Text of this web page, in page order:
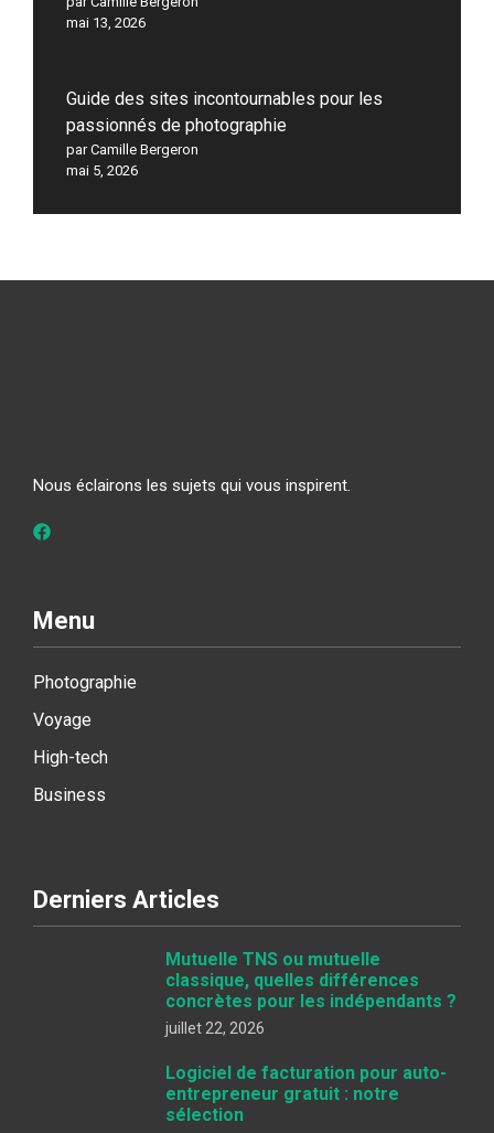
mai 13, 2026
Guide des sites incontournables pour les
passionnés de photographie
par Camille Bergeron
mai 5, 2026
Nous éclairons les sujets qui vous inspirent.
Menu
Photographie
Voyage
High-tech
Business
Derniers Articles
Mutuelle TNS ou mutuelle
classique, quelles différences
concrètes pour les indépendants ?
juillet 22, 2026
Logiciel de facturation pour auto-
entrepreneur gratuit : notre
sélection